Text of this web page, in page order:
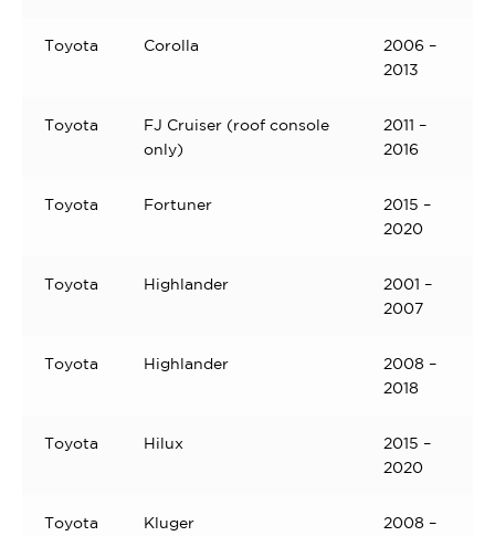
Toyota Corolla
2006 –
2013
Toyota
FJ Cruiser (roof console
only)
2011 –
2016
Toyota Fortuner
2015 –
2020
Toyota Highlander
2001 –
2007
Toyota Highlander
2008 –
2018
Toyota Hilux
2015 –
2020
Toyota Kluger
2008 –